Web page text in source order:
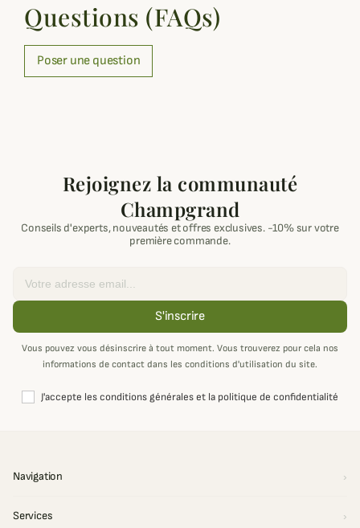
Questions (FAQs)
Poser une question
Rejoignez la communauté
Champgrand
Conseils d'experts, nouveautés et offres exclusives. -10% sur votre
première commande.
S'inscrire
Vous pouvez vous désinscrire à tout moment. Vous trouverez pour cela nos
informations de contact dans les conditions d'utilisation du site.
J'accepte les conditions générales et la politique de confidentialité
Navigation
Services